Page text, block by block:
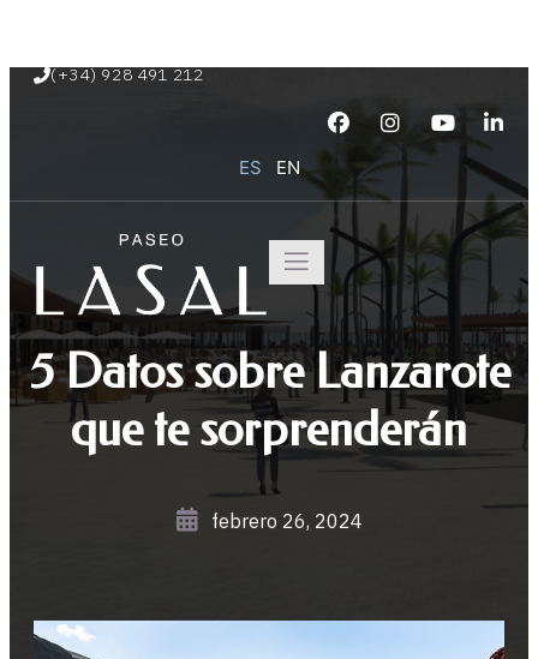
(+34) 928 491 212
ES EN
5 Datos sobre Lanzarote
que te sorprenderán
febrero 26, 2024